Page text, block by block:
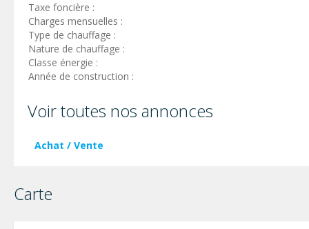
Taxe foncière :
Charges mensuelles :
Type de chauffage :
Nature de chauffage :
Classe énergie :
Année de construction :
Voir toutes nos annonces
Achat / Vente
Carte